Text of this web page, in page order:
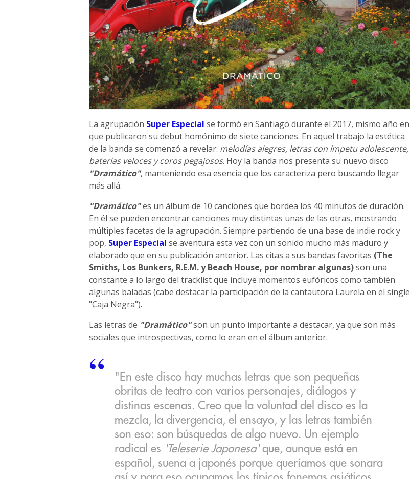
La agrupación Super Especial se formó en Santiago durante el 2017, mismo año en
que publicaron su debut homónimo de siete canciones. En aquel trabajo la estética
de la banda se comenzó a revelar: melodías alegres, letras con ímpetu adolescente,
baterías veloces y coros pegajosos. Hoy la banda nos presenta su nuevo disco
"Dramático", manteniendo esa esencia que los caracteriza pero buscando llegar
más allá.
"Dramático"es un álbum de 10 canciones que bordea los 40 minutos de duración.
En él se pueden encontrar canciones muy distintas unas de las otras, mostrando
múltiples facetas de la agrupación. Siempre partiendo de una base de indie rock y
pop, Super Especial se aventura esta vez con un sonido mucho más maduro y
elaborado que en su publicación anterior. Las citas a sus bandas favoritas (The
Smiths, Los Bunkers, R.E.M. y Beach House, por nombrar algunas)son una
constante a lo largo del tracklist que incluye momentos eufóricos como también
algunas baladas (cabe destacar la participación de la cantautora Laurela en el single
"Caja Negra").
Las letras de "Dramático"son un punto importante a destacar, ya que son más
sociales que introspectivas, como lo eran en el álbum anterior.
"En este disco hay muchas letras que son pequeñas
obritas de teatro con varios personajes, diálogos y
distinas escenas. Creo que la voluntad del disco es la
mezcla, la divergencia, el ensayo, y las letras también
son eso: son búsquedas de algo nuevo. Un ejemplo
radical es 'Teleserie Japonesa'que, aunque está en
español, suena a japonés porque queríamos que sonara